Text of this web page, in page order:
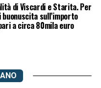
di Viscardi e Starita. Per
sull’importo
a circa 80mila euro